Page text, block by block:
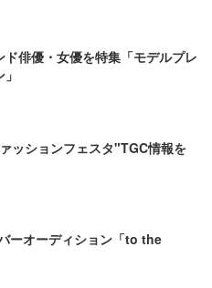
ド俳優・女優を特集「モデルプレ
ッションフェスタ"TGC情報を
ーオーディション「to the